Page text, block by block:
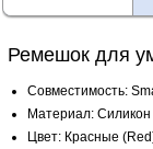
Ремешок для
Совместимость:
Материал: Силикон
Цвет: Красные